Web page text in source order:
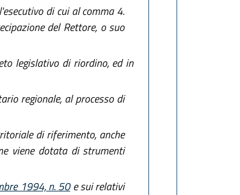
di cui al comma 4.
del Rettore, o suo
legislativo di riordino, ed in
regionale, al processo di
di riferimento, anche
viene dotata di strumenti
1994, n. 50e sui relativi